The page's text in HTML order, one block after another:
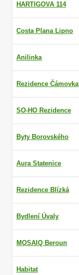
HARTIGOVA 114
Costa Plana Lipno
Anilinka
Rezidence Čámovka
SO-HO Rezidence
Byty Borovského
Aura Statenice
Rezidence Blízká
Bydlení Úvaly
MOSAIQ Beroun
Habitat